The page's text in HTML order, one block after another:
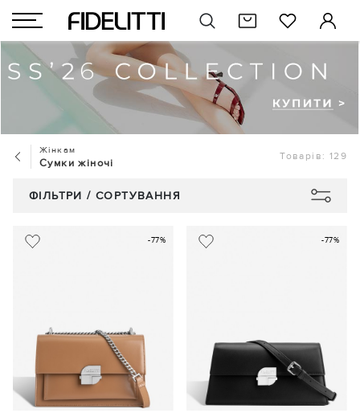
Жінкам
Сумки жіночі
Товарів: 129
ФІЛЬТРИ / СОРТУВАННЯ
-77% -77%